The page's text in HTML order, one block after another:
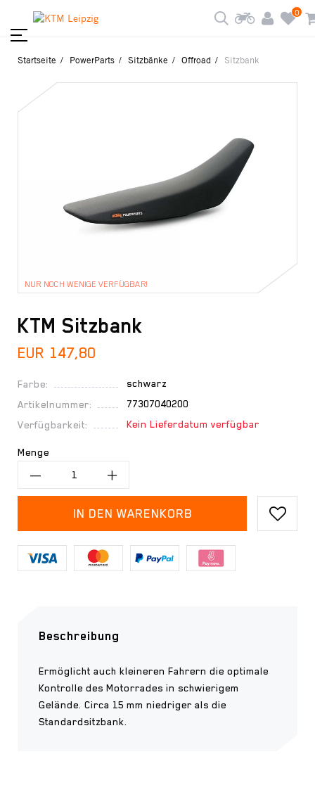
0
Startseite PowerParts Sitzbänke Offroad Sitzbank
NUR NOCH WENIGE VERFÜGBAR!
KTM Sitzbank
EUR 147,80
Farbe:
schwarz
Artikelnummer:
77307040200
Verfügbarkeit:
Kein Lieferdatum verfügbar
Menge
IN DEN WARENKORB
Beschreibung
Ermöglicht auch kleineren Fahrern die optimale
Kontrolle des Motorrades in schwierigem
Gelände. Circa 15 mm niedriger als die
Standardsitzbank.